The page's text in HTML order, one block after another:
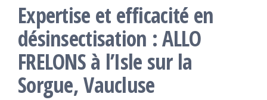
Expertise et efficacité en
désinsectisation : ALLO
FRELONS à l’Isle sur la
Sorgue, Vaucluse